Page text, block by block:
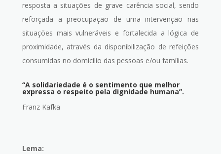
resposta a situações de grave carência social, sendo
reforçada a preocupação de uma intervenção nas
situações mais vulneráveis e fortalecida a lógica de
proximidade, através da disponibilização de refeições
consumidas no domicilio das pessoas e/ou famílias.
“A solidariedade é o sentimento que melhor
expressa o respeito pela dignidade humana”.
Franz Kafka
Lema: